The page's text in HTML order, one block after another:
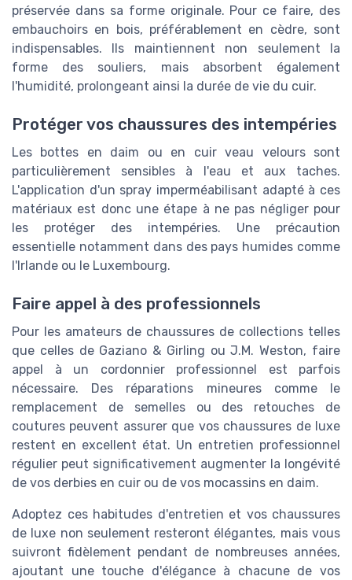
préservée dans sa forme originale. Pour ce faire, des
embauchoirs en bois, préférablement en cèdre, sont
indispensables. Ils maintiennent non seulement la
forme des souliers, mais absorbent également
l'humidité, prolongeant ainsi la durée de vie du cuir.
Protéger vos chaussures des intempéries
Les bottes en daim ou en cuir veau velours sont
particulièrement sensibles à l'eau et aux taches.
L'application d'un spray imperméabilisant adapté à ces
matériaux est donc une étape à ne pas négliger pour
les protéger des intempéries. Une précaution
essentielle notamment dans des pays humides comme
l'Irlande ou le Luxembourg.
Faire appel à des professionnels
Pour les amateurs de chaussures de collections telles
que celles de Gaziano & Girling ou J.M. Weston, faire
appel à un cordonnier professionnel est parfois
nécessaire. Des réparations mineures comme le
remplacement de semelles ou des retouches de
coutures peuvent assurer que vos chaussures de luxe
restent en excellent état. Un entretien professionnel
régulier peut significativement augmenter la longévité
de vos derbies en cuir ou de vos mocassins en daim.
Adoptez ces habitudes d'entretien et vos chaussures
de luxe non seulement resteront élégantes, mais vous
suivront fidèlement pendant de nombreuses années,
ajoutant une touche d'élégance à chacune de vos